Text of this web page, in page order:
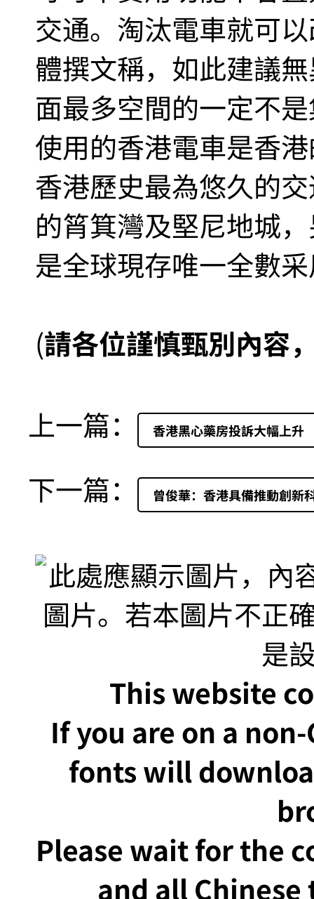
交通。淘汰電車就可
體撰文稱，如此建議
面最多空間的一定不
使用的香港電車是香
香港歷史最為悠久的
的筲箕灣及堅尼地城
是全球現存唯一全數
(請各位謹慎甄別內容
上一篇： 香港黑心藥房投訴大幅上升
下一篇： 曾俊華：香港具備推動創新
This website
If you are on a
fonts will
Please wait for the
and all